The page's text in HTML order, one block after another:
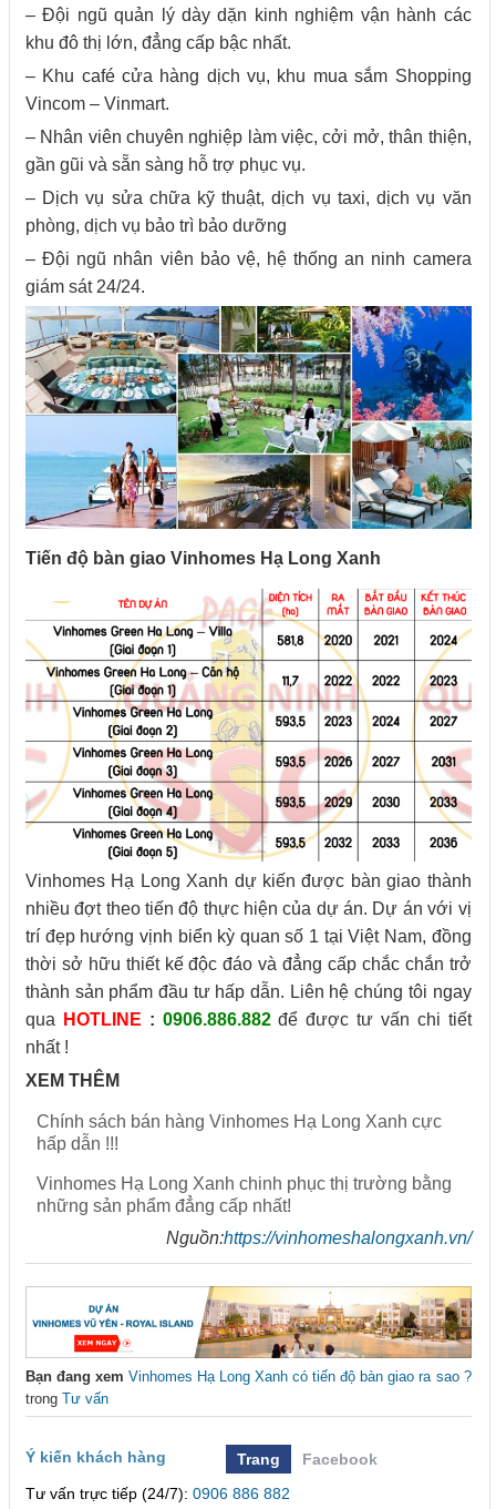
– Đội ngũ quản lý dày dặn kinh nghiệm vận hành các
khu đô thị lớn, đẳng cấp bậc nhất.
– Khu café cửa hàng dịch vụ, khu mua sắm Shopping
Vincom – Vinmart.
– Nhân viên chuyên nghiệp làm việc, cởi mở, thân thiện,
gần gũi và sẵn sàng hỗ trợ phục vụ.
– Dịch vụ sửa chữa kỹ thuật, dịch vụ taxi, dịch vụ văn
phòng, dịch vụ bảo trì bảo dưỡng
– Đội ngũ nhân viên bảo vệ, hệ thống an ninh camera
giám sát 24/24.
Tiến độ bàn giao Vinhomes Hạ Long Xanh
Vinhomes Hạ Long Xanh dự kiến được bàn giao thành
nhiều đợt theo tiến độ thực hiện của dự án. Dự án với vị
trí đẹp hướng vịnh biển kỳ quan số 1 tại Việt Nam, đồng
thời sở hữu thiết kế độc đáo và đẳng cấp chắc chắn trở
thành sản phẩm đầu tư hấp dẫn. Liên hệ chúng tôi ngay
qua
HOTLINE : 0906.886.882để được tư vấn chi tiết
nhất !
XEM THÊM
Chính sách bán hàng Vinhomes Hạ Long Xanh cực
hấp dẫn !!!
Vinhomes Hạ Long Xanh chinh phục thị trường bằng
những sản phẩm đẳng cấp nhất!
Nguồn:https://vinhomeshalongxanh.vn/
Bạn đang xem Vinhomes Hạ Long Xanh có tiến độ bàn giao ra sao ?
trong Tư vấn
Ý kiến khách hàng Trang
Facebook
Tư vấn trực tiếp (24/7): 0906 886 882